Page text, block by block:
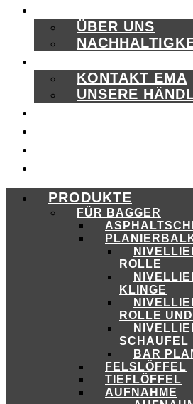
ÜBER UNS
KONTAKT EMA
UNSERE
PRODUKTE
FÜR BAGGER
ROLLE
KLINGE
ROLLE
SCHAUFEL
BAR
FELSLÖFFEL
TIEFLÖFFEL
AUFNAHME